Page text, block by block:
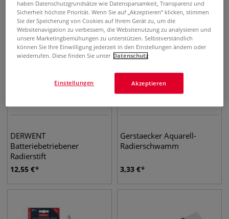
DERWENT
Batteriebetriebener
Radierstift
12,55 €
Gerstaecker Aquarell-
Radierschwamm
3,33 €
haben Datenschutzgrundsätze wie Datensparsamkeit, Transparenz und
Sicherheit höchste Priorität. Wenn Sie auf „Akzeptieren“ klicken, stimmen
Sie der Speicherung von Cookies auf Ihrem Gerät zu, um die
Websitenavigation zu verbessern, die Websitenutzung zu analysieren und
unsere Marketingbemühungen zu unterstützen. Selbstverständlich
können Sie Ihre Einwilligung jederzeit in den Einstellungen ändern oder
wiederrufen. Diese finden Sie unter Datenschutz
Akzeptieren
Einstellungen